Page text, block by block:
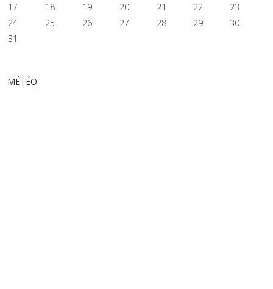
17
18 19 20 21 22
23
24
25 26 27 28 29
30
31
MÉTÉO